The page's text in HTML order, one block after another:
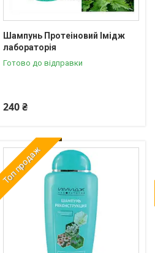
Шампунь Протеіновий Імідж
лабораторія
Готово до відправки
240 ₴
Топ продаж